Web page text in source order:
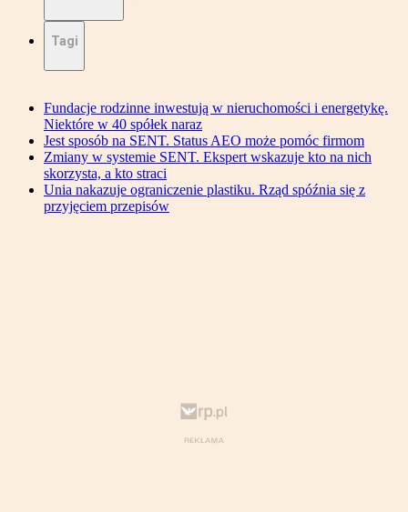
Tagi
Fundacje rodzinne inwestują w nieruchomości i energetykę.
Niektóre w 40 spółek naraz
Jest sposób na SENT. Status AEO może pomóc firmom
Zmiany w systemie SENT. Ekspert wskazuje kto na nich
skorzysta, a kto straci
Unia nakazuje ograniczenie plastiku. Rząd spóźnia się z
przyjęciem przepisów